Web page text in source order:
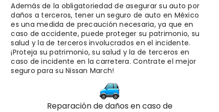
Además de la obligatoriedad de asegurar su auto por
daños a terceros, tener un seguro de auto en México
es una medida de precaución necesaria, ya que en
caso de accidente, puede proteger su patrimonio, su
salud y la de terceros involucrados en el incidente.
¡Proteja su patrimonio, su salud y la de terceros en
caso de incidente en la carretera. Contrate el mejor
seguro para su Nissan March!
Reparación de daños en caso de